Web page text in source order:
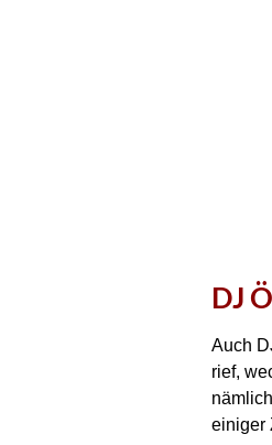
DJ
Auch
rief,
einiger